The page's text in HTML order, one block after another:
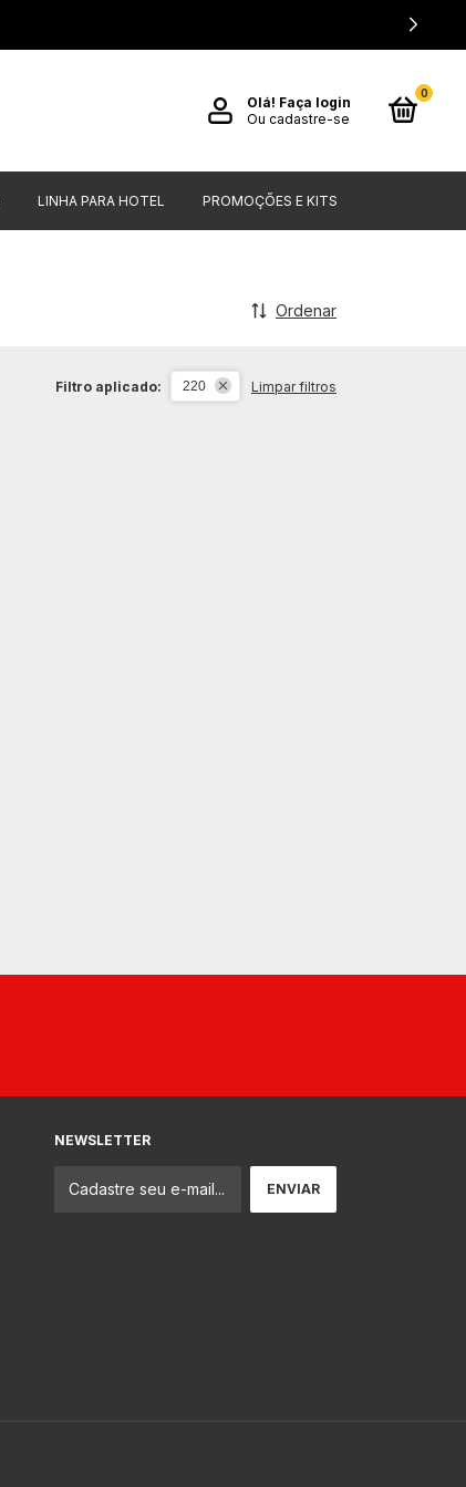
Olá! Faça login
Ou cadastre-se
0
LINHA PARA HOTEL PROMOÇÕES E KITS
Ordenar
Filtro aplicado: 220 Limpar filtros
NEWSLETTER